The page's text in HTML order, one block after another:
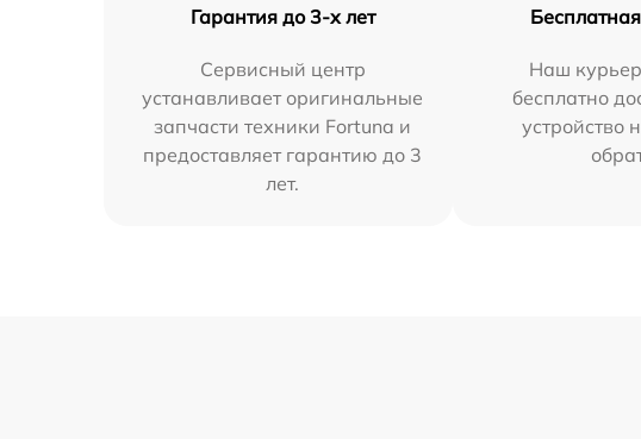
Гарантия до 3-х лет
Сервисный центр
устанавливает оригинальные
запчасти техники Fortuna и
предоставляет гарантию до 3
лет.
Наш
бесплатно
устройство